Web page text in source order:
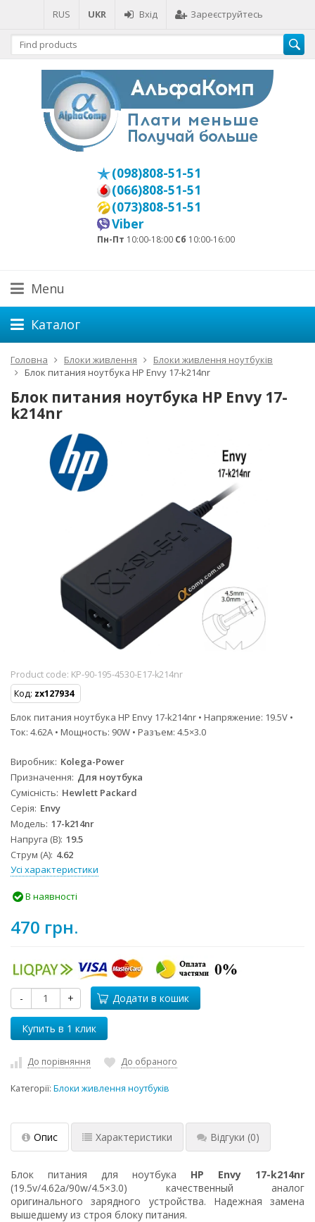
RUS UKR Вхід Зареєструйтесь
(098)808-51-51
(066)808-51-51
(073)808-51-51
Viber
Пн-Пт 10:00-18:00 Сб 10:00-16:00
Menu
Каталог
Головна Блоки живлення
Блоки живлення ноутбуків
Блок питания ноутбука HP Envy 17-k214nr
Блок питания ноутбука HP Envy 17-
k214nr
Product code: KP-90-195-4530-E17-k214nr
Код: zx127934
Блок питания ноутбука HP Envy 17-k214nr • Напряжение: 19.5V •
Ток: 4.62A • Мощность: 90W • Разъем: 4.5×3.0
Виробник Kolega-Power
Призначення Для ноутбука
Сумісність Hewlett Packard
Серія Envy
Модель 17-k214nr
Напруга (В) 19.5
Струм (А) 4.62
Усі характеристики
В наявності
470 грн.
- + Додати в кошик
До порівняння До обраного
Категорії: Блоки живлення ноутбуків
Опис Характеристики Відгуки (0)
Блок питания для ноутбука HP Envy 17-k214nr
(19.5v/4.62a/90w/4.5×3.0) качественный аналог
оригинального зарядного устройства. Надежная замена
вышедшему из строя блоку питания.